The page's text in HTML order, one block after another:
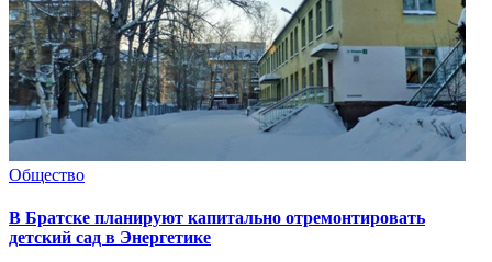
Общество
В Братске планируют капитально отремонтировать
детский сад в Энергетике